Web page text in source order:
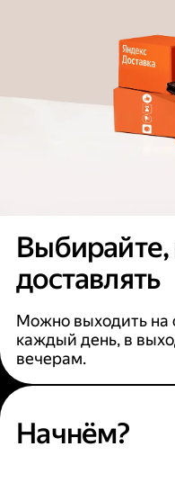
Выбирайте,
доставлять
Можно выходить на
каждый день, в
вечерам.
Начнём?